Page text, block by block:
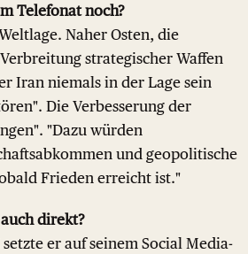
Telefonat noch?
Naher Osten, die
strategischer Waffen
Iran niemals in der Lage sein
Die Verbesserung der
"Dazu würden
und geopolitische
Frieden erreicht ist."
direkt?
er auf seinem Social Media-